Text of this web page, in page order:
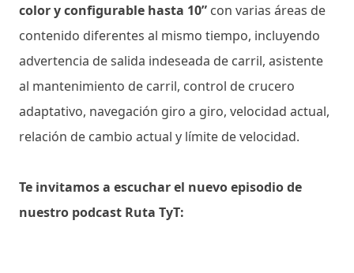
color y configurable hasta 10” con varias áreas de
contenido diferentes al mismo tiempo, incluyendo
advertencia de salida indeseada de carril, asistente
al mantenimiento de carril, control de crucero
adaptativo, navegación giro a giro, velocidad actual,
relación de cambio actual y límite de velocidad.
Te invitamos a escuchar el nuevo episodio de
nuestro podcast Ruta TyT: